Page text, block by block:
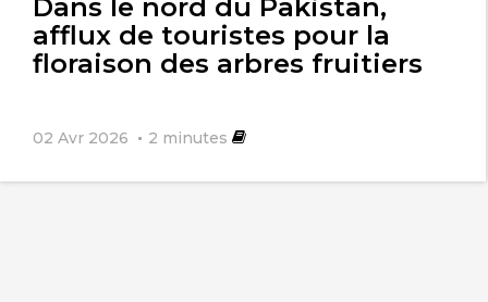
Dans le nord du Pakistan,
afflux de touristes pour la
floraison des arbres fruitiers
02 Avr 2026 2 minutes